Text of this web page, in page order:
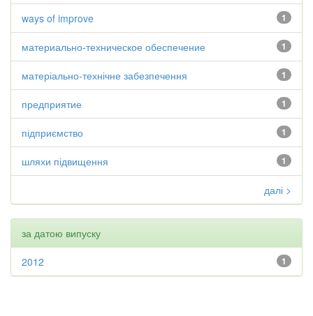
1
ways of improve
1
материально-техническое обеспечение
1
матеріально-технічне забезпечення
1
предприятие
1
підприємство
1
шляхи підвищення
далі >
за датою випуску
1
2012